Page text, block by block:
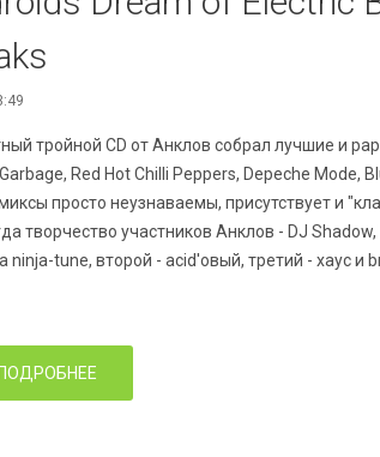
тройной CD от Анклов собрал лучшие и
Red Hot Chilli Peppers, Depeche Mode,
просто неузнаваемы, присутствует и
творчество участников Анклов - DJ
ninja-tune, второй - acid'овый, третий - хаус и